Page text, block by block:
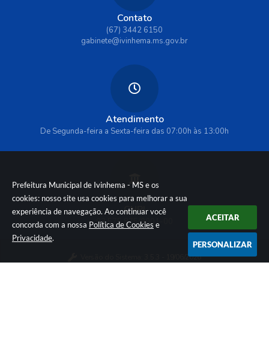
Prefeitura Municipal de Ivinhema - MS e os
cookies: nosso site usa cookies para melhorar a sua
experiência de navegação. Ao continuar você
concorda com a nossa Política de Cookies e
Privacidade.
ACEITAR
PERSONALIZAR
Contato
(67) 3442 6150
gabinete@ivinhema.ms.gov.br
Atendimento
De Segunda-feira a Sexta-feira das 07:00h às 13:00h
CNPJ
03.575.875/0001-00
3.5.3 - 19/06/2026